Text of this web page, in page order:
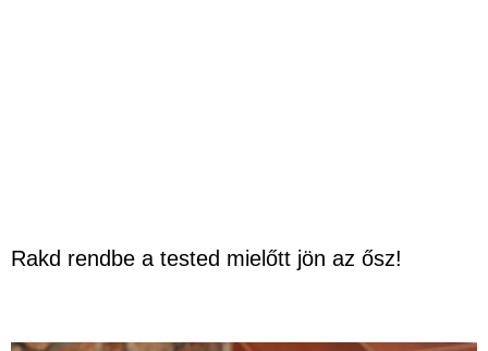
Rakd rendbe a tested mielőtt jön az ősz!